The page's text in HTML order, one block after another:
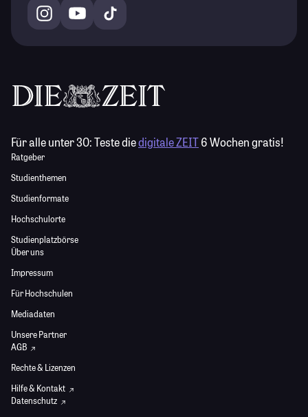
Für alle unter 30:Teste diedigitale ZEIT6 Wochen gratis!
Ratgeber
Studienthemen
Studienformate
Hochschulorte
Studienplatzbörse
Über uns
Impressum
Für Hochschulen
Mediadaten
Unsere Partner
AGB
Rechte & Lizenzen
Hilfe & Kontakt
Datenschutz